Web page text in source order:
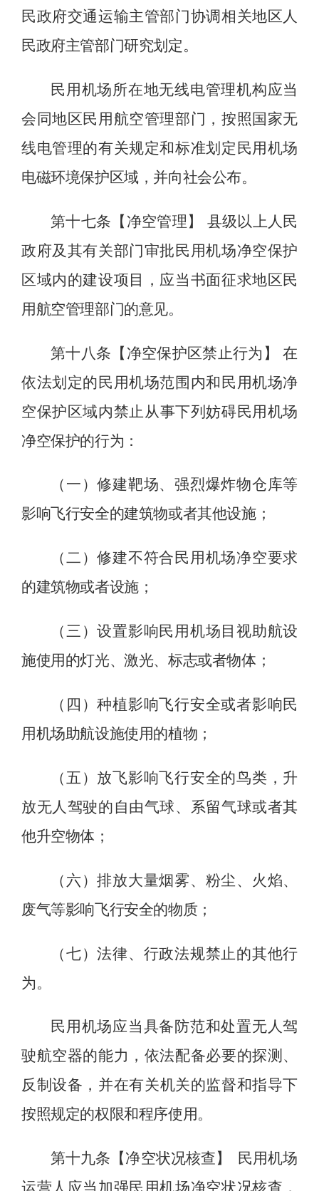
民政府交通运输主管部门协调相关地区人
民政府主管部门研究划定。
民用机场所在地无线电管理机构应当
会同地区民用航空管理部门，按照国家无
线电管理的有关规定和标准划定民用机场
电磁环境保护区域，并向社会公布。
第十七条【 净空管理 】
县级以上人民
政府及其有关部门审批民用机场净空保护
区域内的建设项目，应当书面征求地区民
用航空管理部门的意见。
第十八条【净空保护区禁止行为】
在
依法划定的民用机场范围内和民用机场净
空保护区域内禁止 从事下列妨碍民用机场
净空保护的行为：
（一）修建靶场、强烈爆炸物仓库等
影响飞行安全的建筑物或者其他设施；
（二）修建不符合民用机场净空要求
的建筑物或者设施；
（三）设置影响民用机场目视助航设
施使用的灯光、激光、标志或者物体；
（四）种植影响飞行安全或者影响民
用机场助航设施使用的植物；
（五）放飞影响飞行安全的鸟类，升
放无人驾驶的自由气球、系留气球或者其
他升空物体；
（六）排放大量烟雾、粉尘、火焰、
废气等影响飞行安全的物质；
（七）法律、 行政法规禁止的其他行
为。
民用机场应当具备防范和处置无人驾
驶航空器的能力，依法配备必要的探测、
反制设备， 并在有关机关的监督和指导下
按照规定的权限和程序使用。
第十九条【净空状况核查】
民用机场